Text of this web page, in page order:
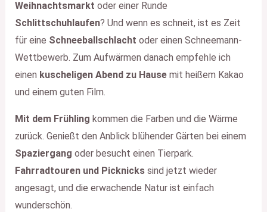
Weihnachtsmarkt oder einer Runde
Schlittschuhlaufen? Und wenn es schneit, ist es Zeit
für eine Schneeballschlacht oder einen Schneemann-
Wettbewerb. Zum Aufwärmen danach empfehle ich
einen kuscheligen Abend zu Hausemit heißem Kakao
und einem guten Film.
Mit dem Frühling kommen die Farben und die Wärme
zurück. Genießt den Anblick blühender Gärten bei einem
Spaziergang oder besucht einen Tierpark.
Fahrradtouren und Picknickssind jetzt wieder
angesagt, und die erwachende Natur ist einfach
wunderschön.